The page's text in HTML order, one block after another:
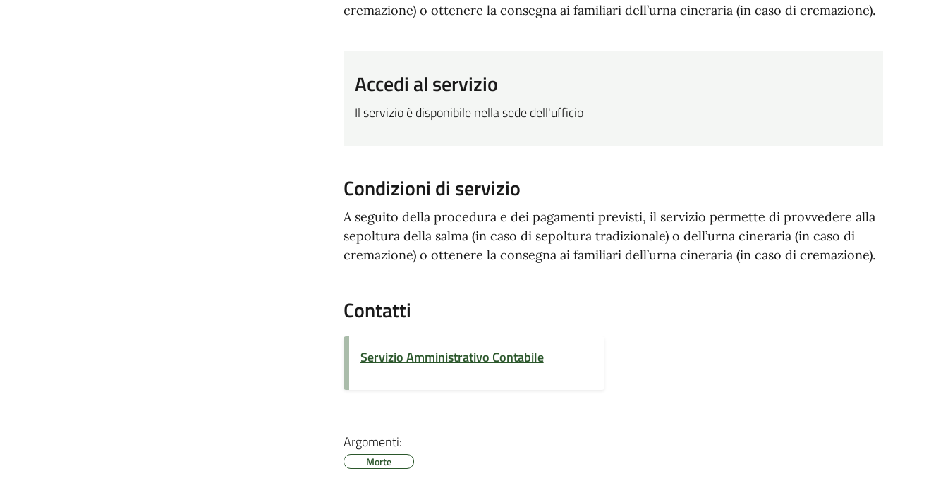
cremazione) o ottenere la consegna ai familiari dell’urna cineraria (in caso di cremazione).
Accedi al servizio
Il servizio è disponibile nella sede dell'ufficio
Condizioni di servizio
A seguito della procedura e dei pagamenti previsti, il servizio permette di provvedere alla
sepoltura della salma (in caso di sepoltura tradizionale) o dell’urna cineraria (in caso di
cremazione) o ottenere la consegna ai familiari dell’urna cineraria (in caso di cremazione).
Contatti
Servizio Amministrativo Contabile
Argomenti:
Morte